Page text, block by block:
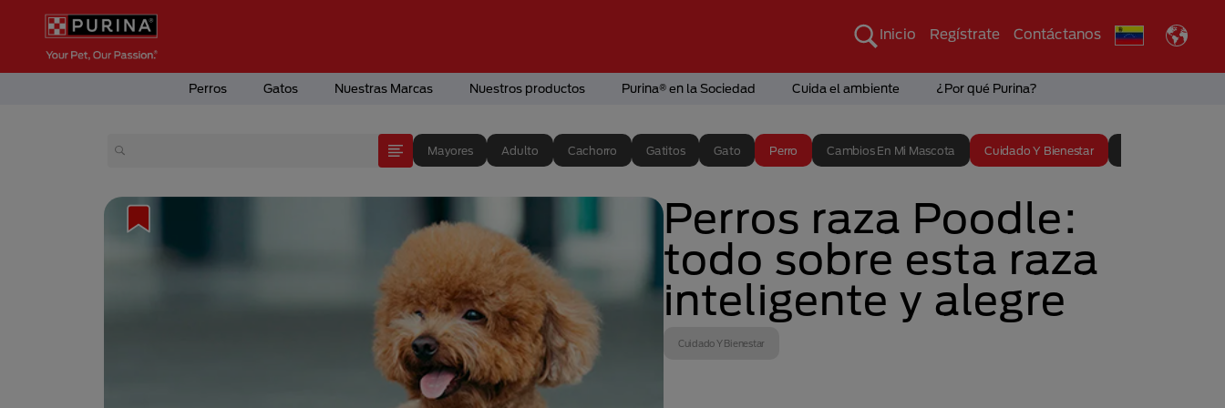
Pasar al contenido principal
Menú Secundario Purina
Inicio Regístrate Contáctanos
Menú Principal Purina
Perros Gatos Nuestras Marcas Nuestros productos Purina® en la Sociedad Cuida el ambiente ¿Por qué Purina?
Mayores Adulto Cachorro Gatitos Gato Perro Cambios En Mi Mascota Cuidado Y Bienestar
Perros raza Poodle:
todo sobre esta raza
inteligente y alegre
Cuidado Y Bienestar